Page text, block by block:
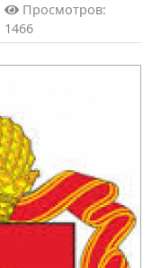
Просмотров:
1466